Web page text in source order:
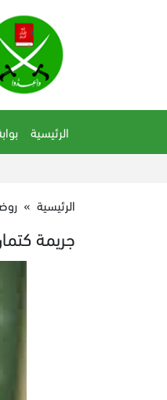
الرئيسية
الرئيسية »
جريمة